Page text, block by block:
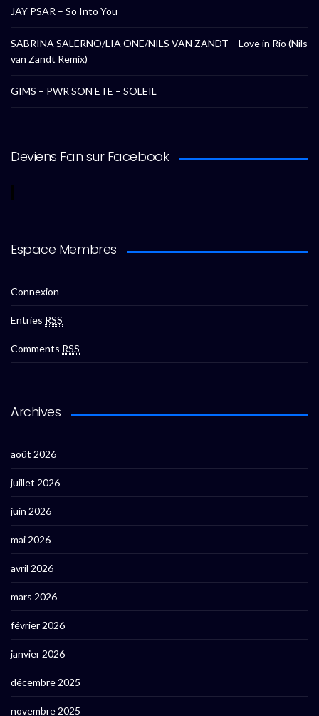
JAY PSAR – So Into You
SABRINA SALERNO/LIA ONE/NILS VAN ZANDT – Love in Rio (Nils
van Zandt Remix)
GIMS – PWR SON ETE – SOLEIL
Deviens Fan sur Facebook
Espace Membres
Connexion
Entries RSS
Comments RSS
Archives
août 2026
juillet 2026
juin 2026
mai 2026
avril 2026
mars 2026
février 2026
janvier 2026
décembre 2025
novembre 2025